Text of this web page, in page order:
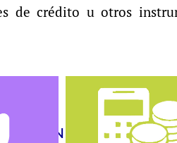
de crédito u otros
PARA